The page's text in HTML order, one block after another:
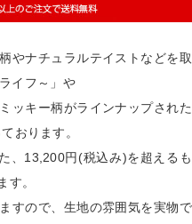
やナチュラルテイストなどを取
イフ～」や
ッキー柄がラインナップされた
おります。
、13,200円(税込み)を超えるも
す。
すので、生地の雰囲気を実物で